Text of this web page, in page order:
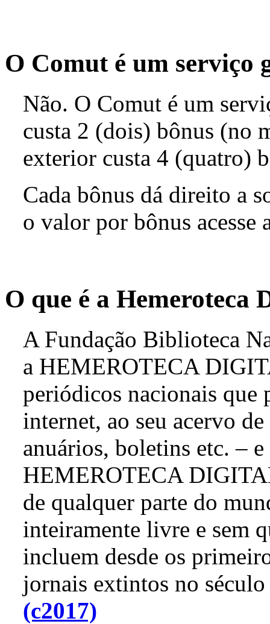
O Comut é um serviço
Não. O Comut é um
custa 2 (dois) bônus (no
exterior custa 4 (quatro)
Cada bônus dá direito a
o valor por bônus acesse
O que é a Hemeroteca
A Fundação Biblioteca
a HEMEROTECA
periódicos nacionais que
internet, ao seu acervo
anuários, boletins etc. –
HEMEROTECA
de qualquer parte do
inteiramente livre e sem
incluem desde os
jornais extintos no
(c2017)